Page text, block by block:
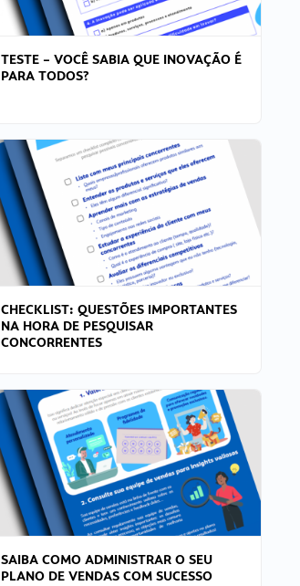
TESTE – VOCÊ SABIA QUE INOVAÇÃO É
PARA TODOS?
CHECKLIST: QUESTÕES IMPORTANTES
NA HORA DE PESQUISAR
CONCORRENTES
SAIBA COMO ADMINISTRAR O SEU
PLANO DE VENDAS COM SUCESSO